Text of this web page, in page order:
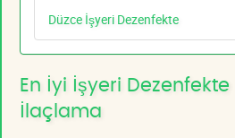
Düzce İşyeri Dezenfekte
En İyi İşyeri Dezenfekte
İlaçlama